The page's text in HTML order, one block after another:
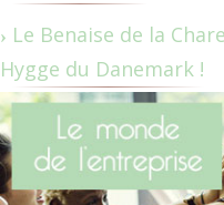
Le Benaise de la
Hygge du Danemark !